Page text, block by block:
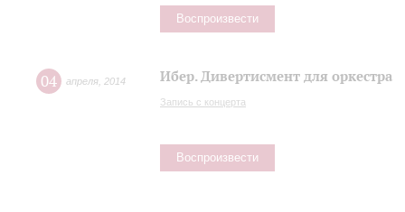
Воспроизвести
04 апреля 2014 Ибер. Дивертисмент для оркестра
Запись с концерта
Воспроизвести